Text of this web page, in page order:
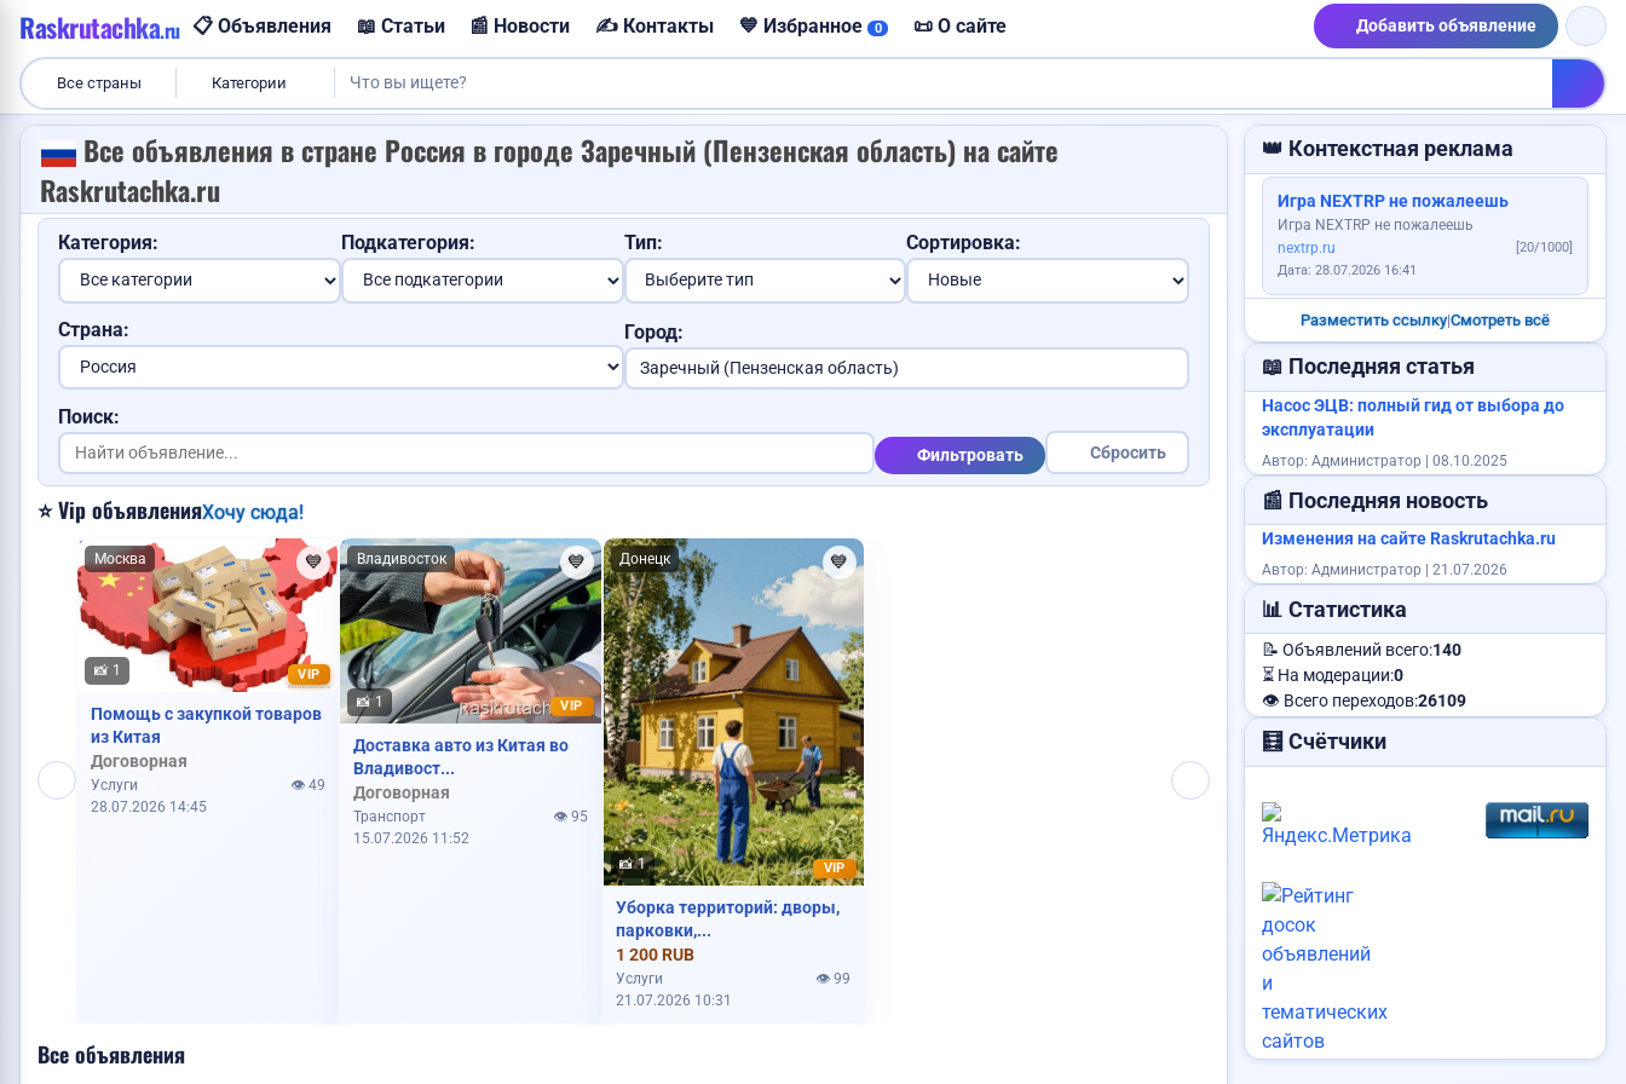
Куплю авто
Продам авто
Куплю дом
Ищу работу
Продам картошку
Найден паспорт
Куплю видеокарту
Куплю корову
Услуги каменщика
Услуги юриста
Raskrutachka.ru 📋 Объявления 📖 Статьи 📰 Новости ✍️ Контакты 💙 Избранное 0 📜 О сайте Добавить объявление
Все страны Категории
Все объявления в стране Россия в городе Заречный (Пензенская область) на сайте
Raskrutachka.ru
Категория: Подкатегория: Тип: Сортировка:
Страна: Город:
Поиск:
Фильтровать Сбросить
⭐ Vip объявленияХочу сюда!
VIP
Москва
📸 1
💙
Помощь с закупкой товаров
из Китая
Договорная
Услуги
👁️ 49
28.07.2026 14:45
VIP
Владивосток
📸 1
💙
Доставка авто из Китая во
Владивост...
Договорная
Транспорт
👁️ 95
15.07.2026 11:52
VIP
Донецк
📸 1
💙
Уборка территорий: дворы,
парковки,...
1 200 RUB
Услуги
👁️ 99
21.07.2026 10:31
Все объявления
👑 Контекстная реклама
Игра NEXTRP не пожалеешь
Игра NEXTRP не пожалеешь
nextrp.ru
[20/1000]
Дата: 28.07.2026 16:41
Разместить ссылку|Смотреть всё
📖 Последняя статья
Насос ЭЦВ: полный гид от выбора до
эксплуатации
Автор: Администратор | 08.10.2025
📰 Последняя новость
Изменения на сайте Raskrutachka.ru
Автор: Администратор | 21.07.2026
📊 Статистика
📝 Объявлений всего:140
⏳ На модерации:0
👁️ Всего переходов:26109
🧮 Счётчики